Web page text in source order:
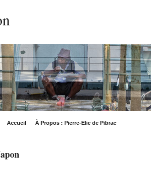
Accueil À Propos : Pierre-Elie de Pibrac